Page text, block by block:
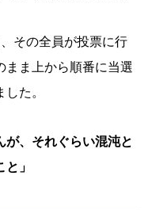
その全員が投票に行
まま上から順番に当選
た。
が、それぐらい混沌と
」